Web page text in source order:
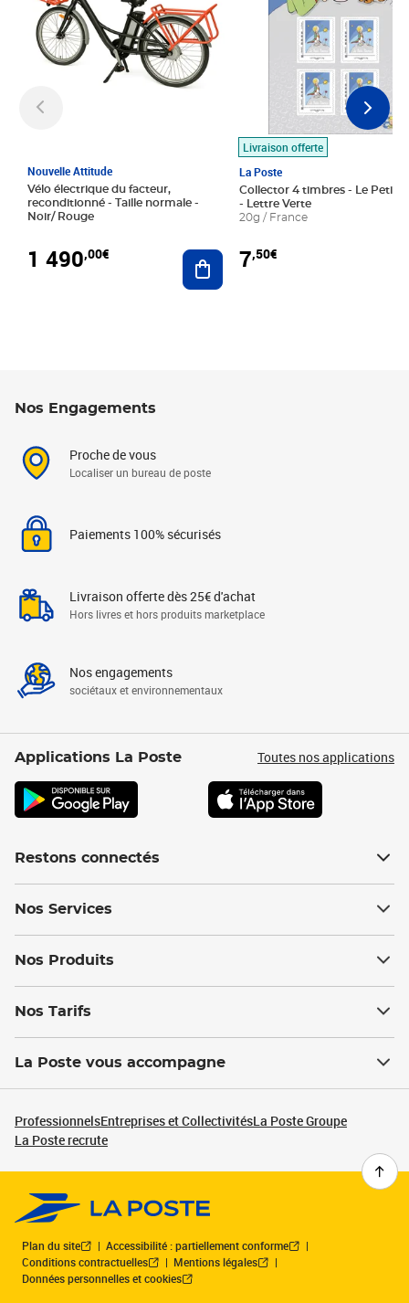
Nouvelle Attitude
Vélo électrique du facteur,
reconditionné - Taille normale -
Noir/ Rouge
1 490,00€ Ajouter au panier
Livraison offerte
La Poste
Collector 4 timbres - Le Petit
- Lettre Verte
20g / France
7,50€
Nos Engagements
Proche de vous
Localiser un bureau de poste
Paiements 100% sécurisés
Livraison offerte dès 25€ d'achat
Hors livres et hors produits marketplace
Nos engagements
sociétaux et environnementaux
Applications La Poste Toutes nos applications
Restons connectés
Nos Services
Nos Produits
Nos Tarifs
La Poste vous accompagne
ProfessionnelsEntreprises et CollectivitésLa Poste Groupe
La Poste recrute
Plan du site
Accessibilité : partiellement conforme
Conditions contractuelles
Mentions légales
Données personnelles et cookies